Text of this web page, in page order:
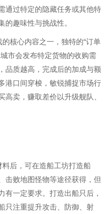
通过特定的隐藏任务或其他特
趣味性与挑战性。
核心内容之一，独特的“订单
市会发布特定货物的收购需
品质越高，完成后的加成与额
港口间穿梭，敏锐捕捉市场行
卖，赚取差价以升级舰队、
后，可在造船工坊打造船
击败地图怪物等途径获得，但
有一定要求。打造出船只后，
只注重提升攻击、防御、射